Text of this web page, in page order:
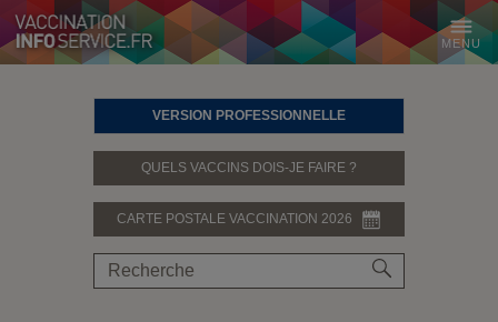
MENU
VERSION PROFESSIONNELLE
QUELS VACCINS DOIS-JE FAIRE ?
CARTE POSTALE VACCINATION 2026